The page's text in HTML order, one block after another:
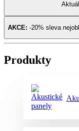
AKCE: -20% sleva
Produkty